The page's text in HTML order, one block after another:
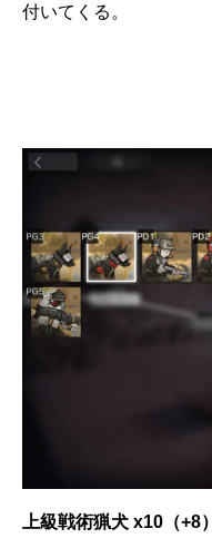
付いてくる。
上級戦術猟犬 x10（+8）